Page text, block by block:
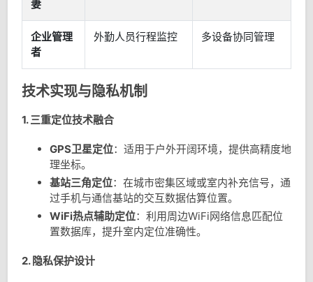
妻
企业管理
者
外勤人员行程监控 多设备协同管理
技术实现与隐私机制
1. 三重定位技术融合
GPS卫星定位：适用于户外开阔环境，提供高精度地
理坐标。
基站三角定位：在城市密集区域或室内补充信号，通
过手机与通信基站的交互数据估算位置。
WiFi热点辅助定位：利用周边WiFi网络信息匹配位
置数据库，提升室内定位准确性。
2. 隐私保护设计